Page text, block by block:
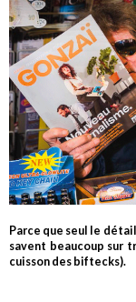
Parce que seul le
savent beaucoup sur
cuisson des biftecks).